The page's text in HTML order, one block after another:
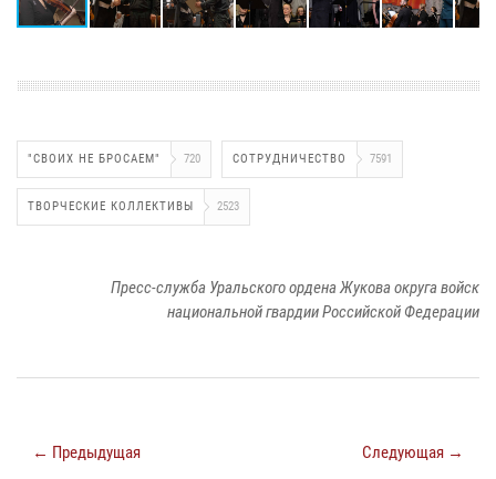
"СВОИХ НЕ БРОСАЕМ" 720 СОТРУДНИЧЕСТВО 7591
ТВОРЧЕСКИЕ КОЛЛЕКТИВЫ 2523
Пресс-служба Уральского ордена Жукова округа войск
национальной гвардии Российской Федерации
← Предыдущая Следующая →